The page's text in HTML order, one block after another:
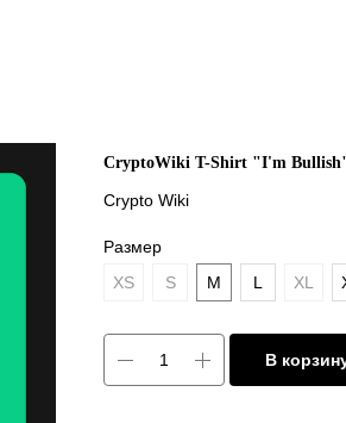
CryptoWiki T-Shirt "I'm
Crypto Wiki
Размер
XS
S M L XL
В